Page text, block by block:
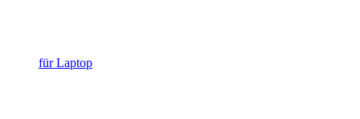
für Laptop